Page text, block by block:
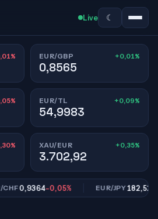
Live ☾
EUR/GBP +0,01%
0,8565
EUR/TL +0,09%
54,9983
XAU/EUR +0,35%
3.702,92
0,9364-0,05% EUR/JPY182,52-